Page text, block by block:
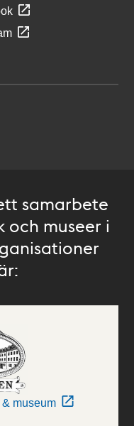
samarbete
och museer i
museum